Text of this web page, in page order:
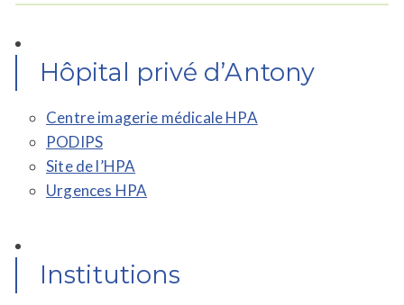
Hôpital privé d’Antony
Centre imagerie médicale HPA
PODIPS
Site de l’HPA
Urgences HPA
Institutions